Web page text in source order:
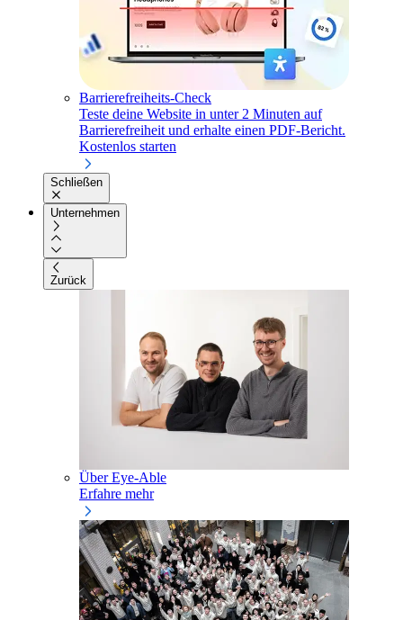
Barrierefreiheits-Check
Teste deine Website in unter 2 Minuten auf
Barrierefreiheit und erhalte einen PDF-Bericht.
Kostenlos starten
Schließen
Unternehmen
Zurück
Über Eye-Able
Erfahre mehr